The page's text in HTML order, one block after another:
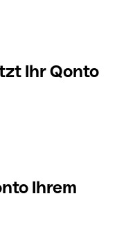
Ihr Qonto
Ihrem